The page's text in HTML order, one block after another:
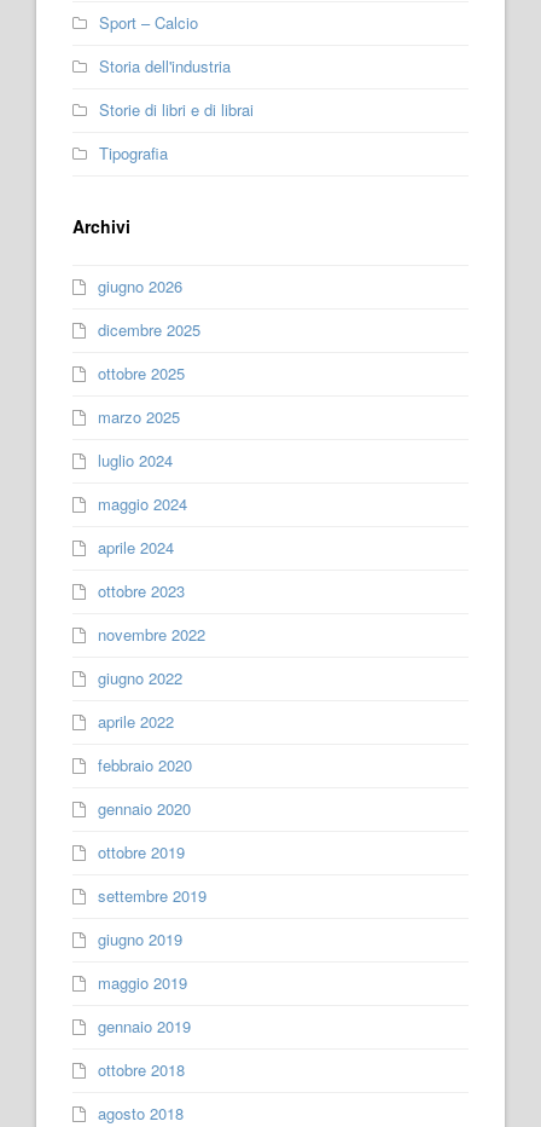
Sport – Calcio
Storia dell'industria
Storie di libri e di librai
Tipografia
Archivi
giugno 2026
dicembre 2025
ottobre 2025
marzo 2025
luglio 2024
maggio 2024
aprile 2024
ottobre 2023
novembre 2022
giugno 2022
aprile 2022
febbraio 2020
gennaio 2020
ottobre 2019
settembre 2019
giugno 2019
maggio 2019
gennaio 2019
ottobre 2018
agosto 2018